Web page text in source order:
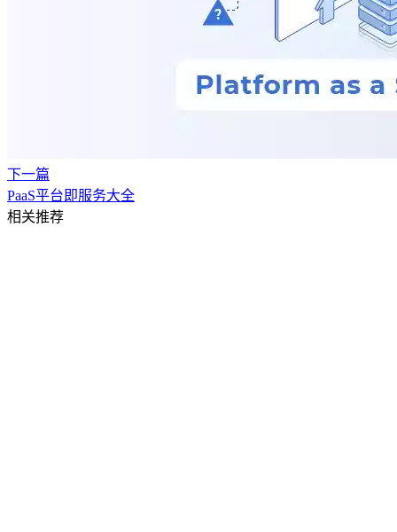
下一篇
PaaS平台即服务大全
相关推荐